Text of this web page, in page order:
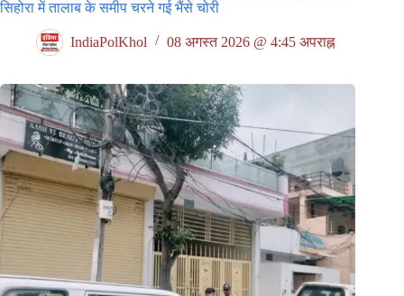
सिहोरा में तालाब के समीप चरने गई भैंसे चोरी
IndiaPolKhol 08 अगस्त 2026 @ 4:45 अपराह्न